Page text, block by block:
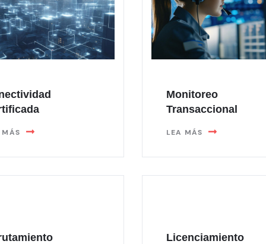
Monitoreo
Transaccional
LEA MÁS
Licenciamiento